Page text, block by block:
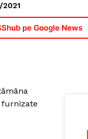
2021
pe Google News